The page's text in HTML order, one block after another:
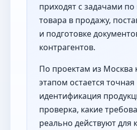
приходят с задачами
товара в продажу,
и подготовке
контрагентов.
По проектам из
этапом остается точная
идентификация
проверка, какие
реально действуют для